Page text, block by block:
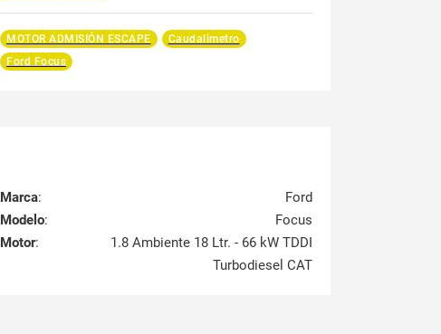
MOTOR ADMISIÓN ESCAPE
Caudalimetro
Ford Focus
Marca:
Ford
Modelo:
Focus
Motor:
1.8 Ambiente 18 Ltr. - 66 kW TDDI
Turbodiesel CAT